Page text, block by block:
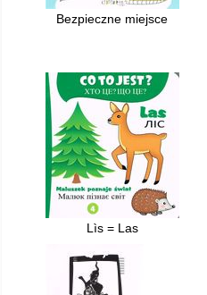
Bezpieczne miejsce
Lìs = Las